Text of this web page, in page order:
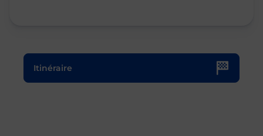
Itinéraire
Le lien s'ouvre dans un nouvel onglet